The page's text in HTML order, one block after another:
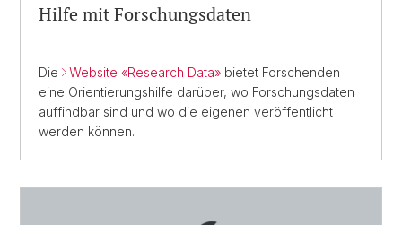
Hilfe mit Forschungsdaten
Die Website «Research Data» bietet Forschenden
eine Orientierungshilfe darüber, wo Forschungsdaten
auffindbar sind und wo die eigenen veröffentlicht
werden können.